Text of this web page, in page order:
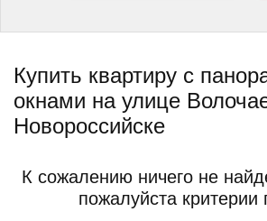
Купить квартиру с
окнами на улице
Новороссийске
К сожалению ничего не
пожалуйста критерии